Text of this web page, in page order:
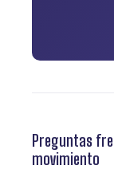
Preguntas
movimiento